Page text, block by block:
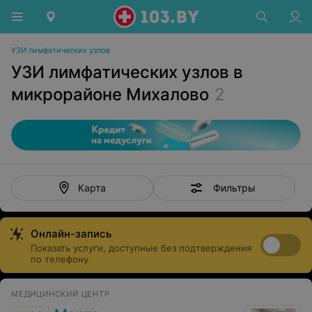
УЗИ лимфатических узлов
УЗИ лимфатических узлов в
микрорайоне Михалово 2
Карта Фильтры
Онлайн-запись
Показать услуги, доступные без подтверждения
по телефону
МЕДИЦИНСКИЙ ЦЕНТР